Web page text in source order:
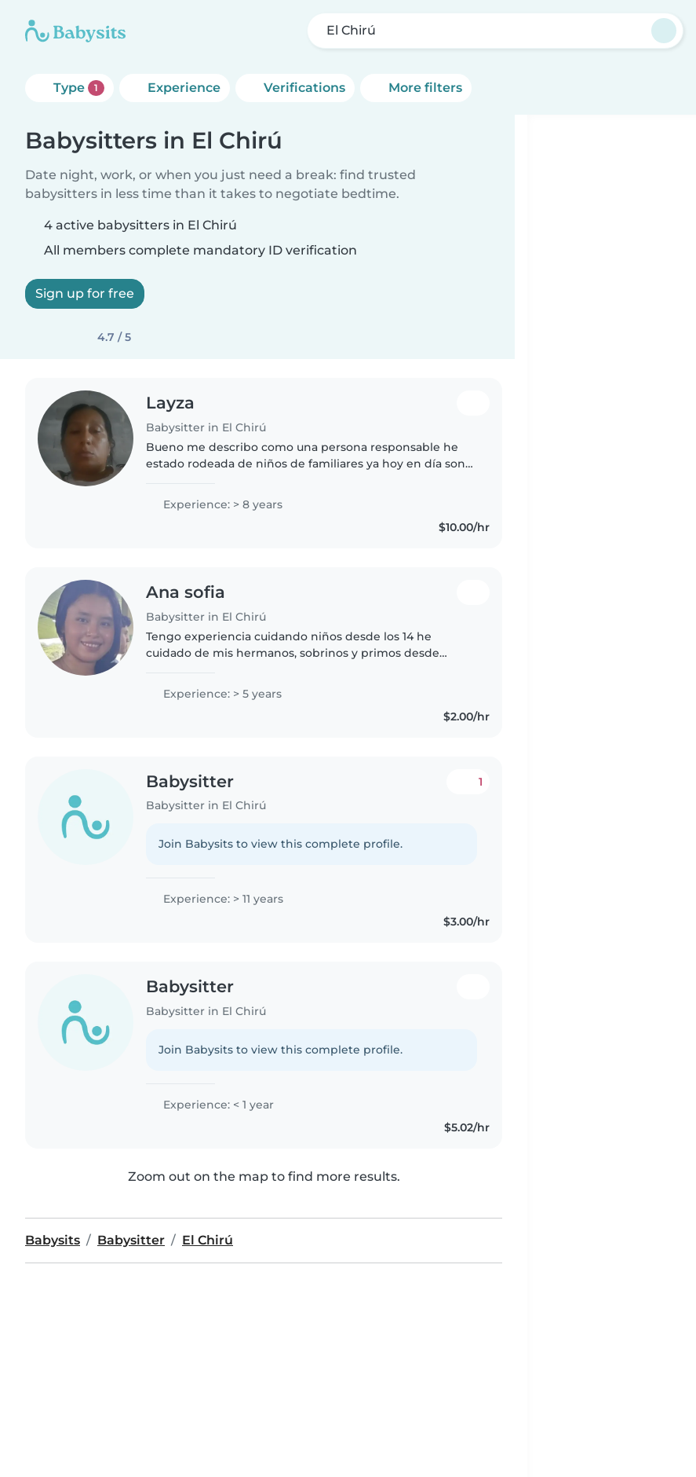
El Chirú
Type 1 Experience Verifications More filters
Babysitters in El Chirú
Date night, work, or when you just need a break: find trusted
babysitters in less time than it takes to negotiate bedtime.
4 active babysitters in El Chirú
All members complete mandatory ID verification
Sign up for free
4.7 / 5
Layza
Babysitter in El Chirú
Bueno me describo como una persona responsable he
estado rodeada de niños de familiares ya hoy en día son
con niños y enseñar..
Experience: > 8 years
$10.00/hr
Ana sofia
Babysitter in El Chirú
Tengo experiencia cuidando niños desde los 14 he
cuidado de mis hermanos, sobrinos y primos desde
Experience: > 5 years
$2.00/hr
Babysitter
Babysitter in El Chirú
1
Join Babysits to view this complete profile.
Experience: > 11 years
$3.00/hr
Babysitter
Babysitter in El Chirú
Join Babysits to view this complete profile.
Experience: < 1 year
$5.02/hr
Zoom out on the map to find more results.
Babysits Babysitter El Chirú